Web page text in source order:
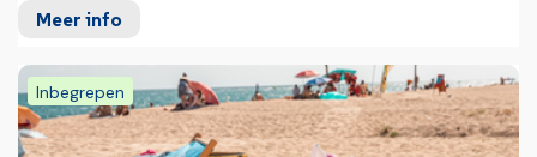
Meer info
Inbegrepen